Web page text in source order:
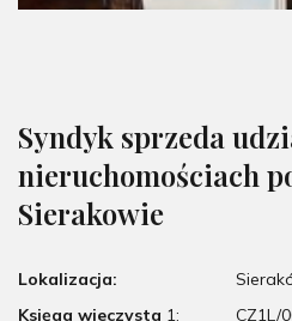
Syndyk sprzeda
nieruchomościach
Sierakowie
Lokalizacja:
Księga wieczysta 1:
CZ1L/